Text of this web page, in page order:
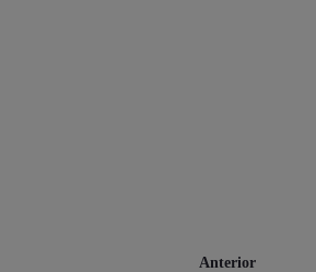
Anterior